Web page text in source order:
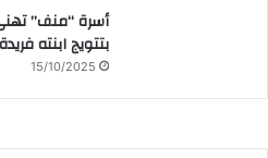
أسرة “منف”
بتتويج ابنته
15/10/2025